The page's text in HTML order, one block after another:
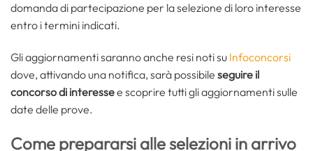
domanda di partecipazione per la selezione di loro interesse
entro i termini indicati.
Gli aggiornamenti saranno anche resi noti su Infoconcorsi
dove, attivando una notifica, sarà possibile seguire il
concorso di interessee scoprire tutti gli aggiornamenti sulle
date delle prove.
Come prepararsi alle selezioni in arrivo